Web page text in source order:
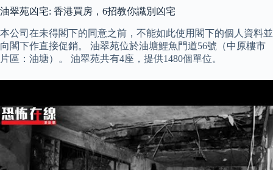
油翠苑凶宅: 香港買房，6招教你識別凶宅
本公司在未得閣下的同意之前，不能如此使用閣下的個人資料並
向閣下作直接促銷。 油翠苑位於油塘鯉魚門道56號（中原樓市
片區：油塘）。 油翠苑共有4座，提供1480個單位。